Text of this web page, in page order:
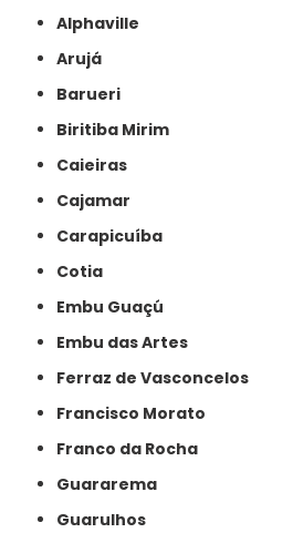
Alphaville
Arujá
Barueri
Biritiba Mirim
Caieiras
Cajamar
Carapicuíba
Cotia
Embu Guaçú
Embu das Artes
Ferraz de Vasconcelos
Francisco Morato
Franco da Rocha
Guararema
Guarulhos